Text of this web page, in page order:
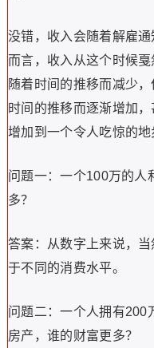
没错，收入会随着解雇
而言，收入从这个时候
随着时间的推移而减少
时间的推移而逐渐增加
增加到一个令人吃惊的地
问题一：一个100万的人
多？
答案：从数字上来说，
于不同的消费水平。
问题二：一个人拥有200
房产，谁的财富更多？